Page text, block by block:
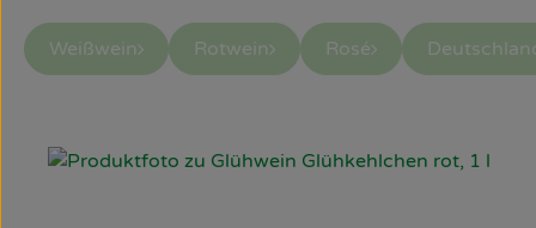
Weißwein Rotwein Rosé